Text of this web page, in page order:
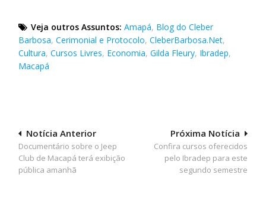
Veja outros Assuntos: Amapá, Blog do Cleber
Barbosa,Cerimonial e Protocolo,CleberBarbosa.Net,
Cultura,Cursos Livres, Economia,Gilda Fleury, Ibradep,
Macapá
Navegação
de
Post
Próxima Notícia
Confira cursos oferecidos
pelo Ibradep para este
segundo semestre
Notícia Anterior
Documentário sobre o Jeep
Club de Macapá terá exibição
pública amanhã